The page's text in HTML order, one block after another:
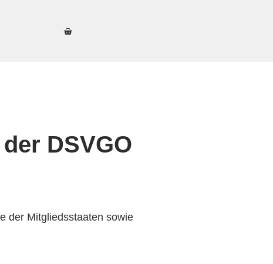
DSVGO
der Mitgliedsstaaten sowie